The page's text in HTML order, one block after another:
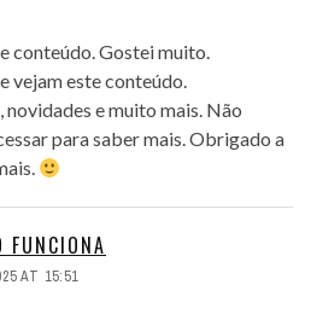
conteúdo. Gostei muito.
vejam este conteúdo.
novidades e muito mais. Não
para saber mais. Obrigado a
FUNCIONA
AT 15:51